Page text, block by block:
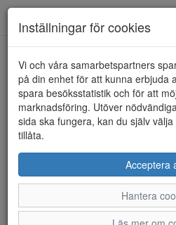
HEM NEW FEET
Inställningar för cookies
Vi och våra samarbetspartners
på din enhet för att kunna erbjuda
spara besöksstatistik och för att
marknadsföring. Utöver
sida ska fungera, kan du själv
tillåta.
Acceptera
Hantera